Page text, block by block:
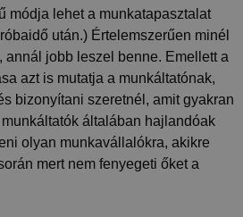
módja lehet a munkatapasztalat
után.) Értelemszerűen minél
annál jobb leszel benne. Emellett a
azt is mutatja a munkáltatónak,
bizonyítani szeretnél, amit gyakran
általában hajlandóak
olyan munkavállalókra, akikre
mert nem fenyegeti őket a
Célzás Besorolatlan
pl. analitikai sütiket annak
használják, hogy hogyan
a weboldalt. Ezek a sütik
egy adott látogató közvetlen